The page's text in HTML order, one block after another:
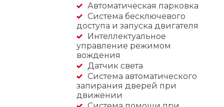
Автоматическая парковка
Система бесключевого
доступа и запуска двигателя
Интеллектуальное
управление режимом
вождения
Датчик света
Система автоматического
запирания дверей при
движении